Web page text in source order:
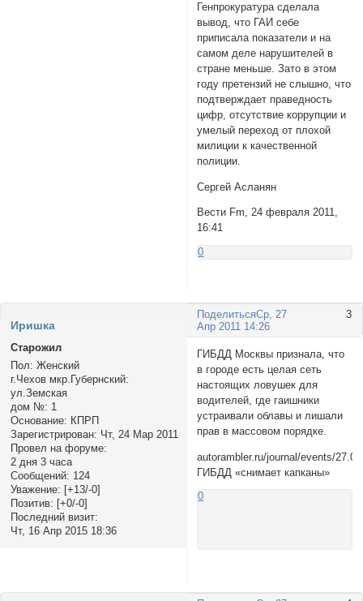
Генпрокуратура сделала
вывод, что ГАИ себе
приписала показатели и на
самом деле нарушителей в
стране меньше. Зато в этом
году претензий не слышно, что
подтверждает праведность
цифр, отсутствие коррупции и
умелый переход от плохой
милиции к качественной
полиции.
Сергей Асланян
Вести Fm, 24 февраля 2011,
16:41
0
Поделиться 3
Ср, 27
Апр 2011 14:26
Иришка
Старожил
Пол: Женский
г.Чехов мкр.Губернский:
ул.Земская
дом №: 1
Основание: КПРП
Зарегистрирован: Чт, 24 Мар 2011
Провел на форуме:
2 дня 3 часа
Сообщений: 124
Уважение: [+13/-0]
Позитив: [+0/-0]
Последний визит:
Чт, 16 Апр 2015 18:36
ГИБДД Москвы признала, что
в городе есть целая сеть
настоящих ловушек для
водителей, где гаишники
устраивали облавы и лишали
прав в массовом порядке.
autorambler.ru/journal/events/
ГИБДД «снимает капканы»
0